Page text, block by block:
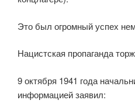
Это был огромный успех
Нацистская пропаганда
9 октября 1941 года
информацией заявил: